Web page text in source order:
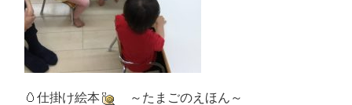
🥚仕掛け絵本 ～たまごのえほん～